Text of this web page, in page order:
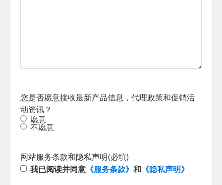
您是否愿意接收最新产品信息，代理政策和促销活
动资讯？
愿意
不愿意
网站服务条款和隐私声明(必填)
我已阅读并同意 《服务条款》 和 《隐私声明》